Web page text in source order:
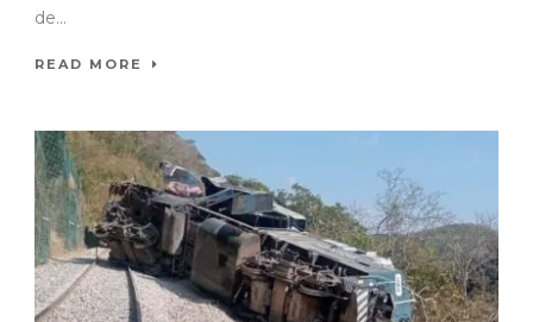
de...
READ MORE